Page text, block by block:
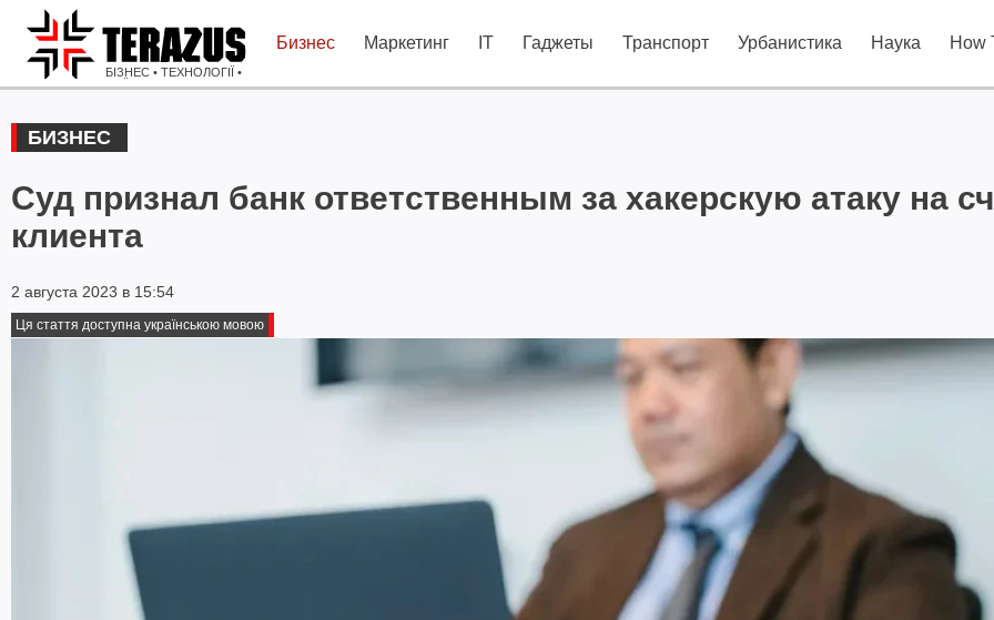
БІЗНЕС • ТЕХНОЛОГІЇ •
ІДЕЇ
Бизнес Маркетинг IT Гаджеты Транспорт Урбанистика Наука How
БИЗНЕС
Суд признал банк ответственным за хакерскую атаку на
клиента
2 августа 2023 в 15:54
Ця стаття доступна українською мовою